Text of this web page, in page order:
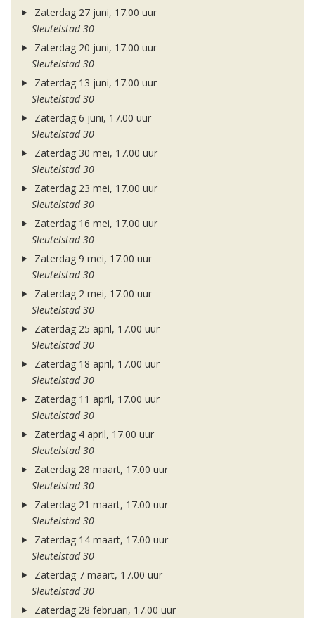
Zaterdag 27 juni, 17.00 uur
Sleutelstad 30
Zaterdag 20 juni, 17.00 uur
Sleutelstad 30
Zaterdag 13 juni, 17.00 uur
Sleutelstad 30
Zaterdag 6 juni, 17.00 uur
Sleutelstad 30
Zaterdag 30 mei, 17.00 uur
Sleutelstad 30
Zaterdag 23 mei, 17.00 uur
Sleutelstad 30
Zaterdag 16 mei, 17.00 uur
Sleutelstad 30
Zaterdag 9 mei, 17.00 uur
Sleutelstad 30
Zaterdag 2 mei, 17.00 uur
Sleutelstad 30
Zaterdag 25 april, 17.00 uur
Sleutelstad 30
Zaterdag 18 april, 17.00 uur
Sleutelstad 30
Zaterdag 11 april, 17.00 uur
Sleutelstad 30
Zaterdag 4 april, 17.00 uur
Sleutelstad 30
Zaterdag 28 maart, 17.00 uur
Sleutelstad 30
Zaterdag 21 maart, 17.00 uur
Sleutelstad 30
Zaterdag 14 maart, 17.00 uur
Sleutelstad 30
Zaterdag 7 maart, 17.00 uur
Sleutelstad 30
Zaterdag 28 februari, 17.00 uur